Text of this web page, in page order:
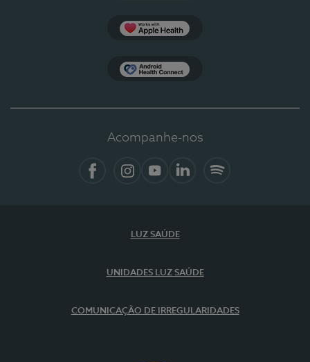
Acompanhe-nos
LUZ SAÚDE
UNIDADES LUZ SAÚDE
COMUNICAÇÃO DE IRREGULARIDADES